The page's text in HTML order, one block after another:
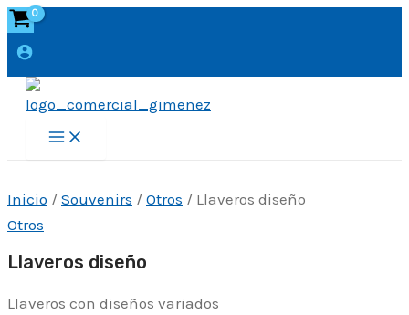
Ir
al
Main
Menu
Inicio / Souvenirs / Otros / Llaveros diseño
Otros
Llaveros diseño
Llaveros con diseños variados